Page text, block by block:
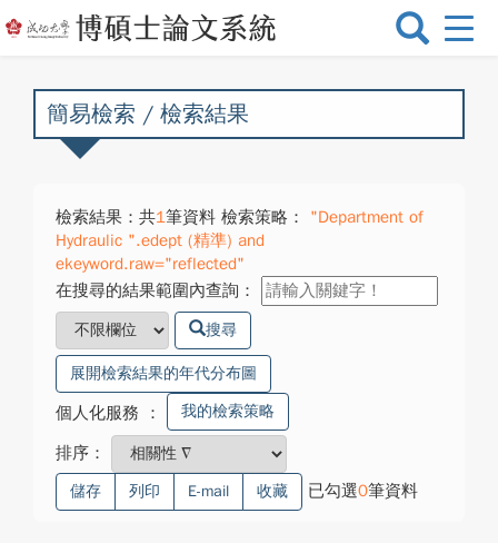
選
換
簡易檢索 / 檢索結果
檢索結果：共1筆資料 檢索策略：
"Department of
Hydraulic ".edept (精準) and
ekeyword.raw="reflected"
在搜尋的結果範圍內查詢：
搜尋
展開檢索結果的年代分布圖
個人化服務 ： 我的檢索策略
排序：
儲存 列印 E-mail 收藏 已勾選0筆資料